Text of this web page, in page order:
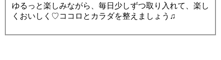
ゆるっと楽しみながら、毎日少しずつ取り入れて、楽し
くおいしく♡ココロとカラダを整えましょう♫